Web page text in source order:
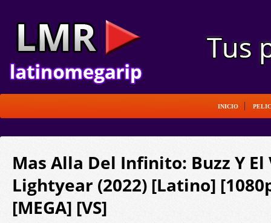
INICIO
Mas Alla Del Infinito: Buzz Y El
Lightyear (2022) [Latino]
[MEGA] [VS]